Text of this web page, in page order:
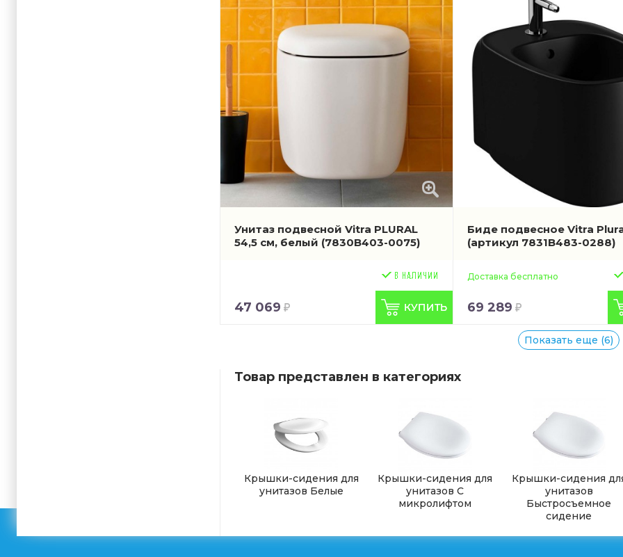
Унитаз подвесной Vitra PLURAL
54,5 см, белый (7830B403-0075)
47 069
Биде подвесное Vitra
(артикул 7831B483-0288)
Доставка бесплатно
69 289
Показать еще (6)
Товар представлен в категориях
Крышки-сидения для
унитазов Белые
Крышки-сидения для
унитазов С
микролифтом
Крышки-сидения
унитазов
Быстросъемное
сидение